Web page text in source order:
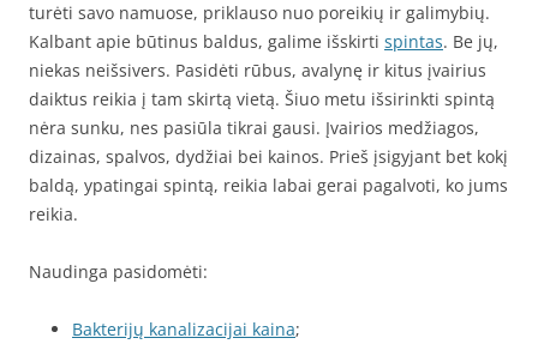
turėti savo namuose, priklauso nuo poreikių ir galimybių.
Kalbant apie būtinus baldus, galime išskirti spintas. Be jų,
niekas neišsivers. Pasidėti rūbus, avalynę ir kitus įvairius
daiktus reikia į tam skirtą vietą. Šiuo metu išsirinkti spintą
nėra sunku, nes pasiūla tikrai gausi. Įvairios medžiagos,
dizainas, spalvos, dydžiai bei kainos. Prieš įsigyjant bet kokį
baldą, ypatingai spintą, reikia labai gerai pagalvoti, ko jums
reikia.
Naudinga pasidomėti:
Bakterijų kanalizacijai kaina;